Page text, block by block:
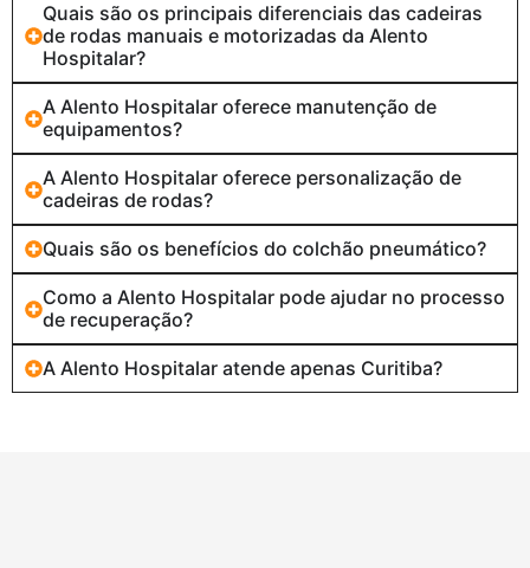
Quais são os principais diferenciais das cadeiras
de rodas manuais e motorizadas da Alento
Hospitalar?
A Alento Hospitalar oferece manutenção de
equipamentos?
A Alento Hospitalar oferece personalização de
cadeiras de rodas?
Quais são os benefícios do colchão pneumático?
Como a Alento Hospitalar pode ajudar no processo
de recuperação?
A Alento Hospitalar atende apenas Curitiba?